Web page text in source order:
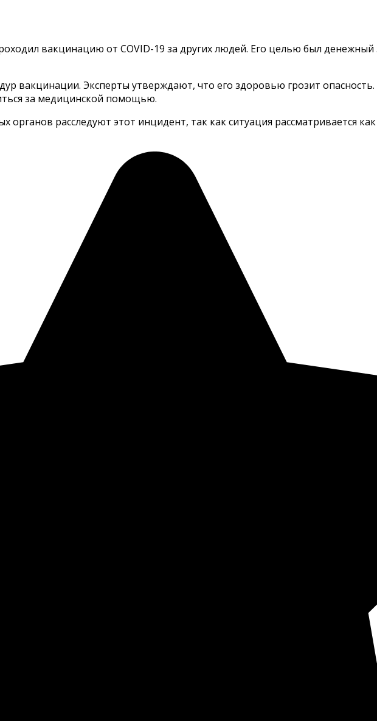
вакцинацию от COVID-19 за других людей. Его целью был денежный
вакцинации. Эксперты утверждают, что его здоровью грозит
за медицинской помощью.
расследуют этот инцидент, так как ситуация рассматривается